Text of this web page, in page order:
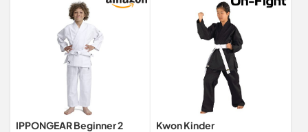
IPPONGEAR Beginner 2
Kwon Kinder